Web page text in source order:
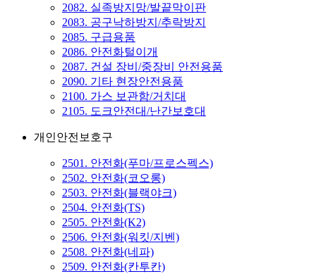
2082. 실족방지망/발끝막이판
2083. 공구낙하방지/추락방지
2085. 구급용품
2086. 안전화털이개
2087. 건설 장비/중장비 안전용품
2090. 기타 현장안전용품
2100. 가스 보관함/거치대
2105. 도크안전대/난간보호대
개인안전보호구
2501. 안전화(푸마/프로스펙스)
2502. 안전화(코오롱)
2503. 안전화(블랙야크)
2504. 안전화(TS)
2505. 안전화(K2)
2506. 안전화(워킷/지벤)
2508. 안전화(네파)
2509. 안전화(칸투칸)